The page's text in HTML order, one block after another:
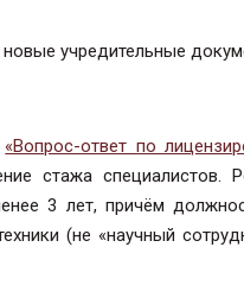
новые учредительные
«Вопрос-ответ по
стажа специалистов.
3 лет, причём
(не «научный